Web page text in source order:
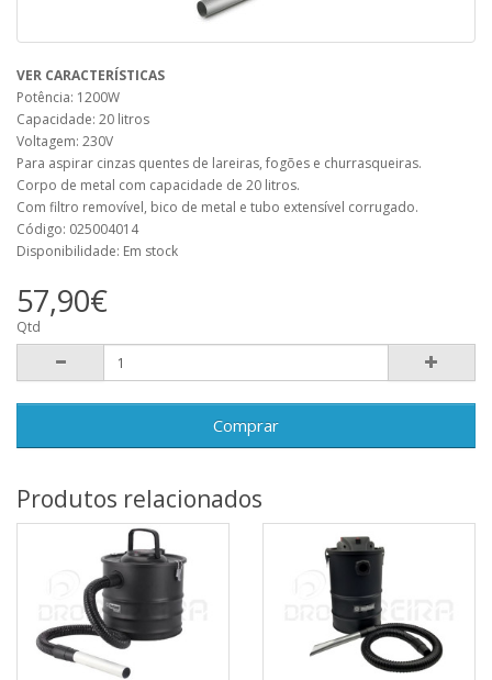
VER CARACTERÍSTICAS
Potência: 1200W
Capacidade: 20 litros
Voltagem: 230V
Para aspirar cinzas quentes de lareiras, fogões e churrasqueiras.
Corpo de metal com capacidade de 20 litros.
Com filtro removível, bico de metal e tubo extensível corrugado.
Código: 025004014
Disponibilidade: Em stock
57,90€
Qtd
Comprar
Produtos relacionados